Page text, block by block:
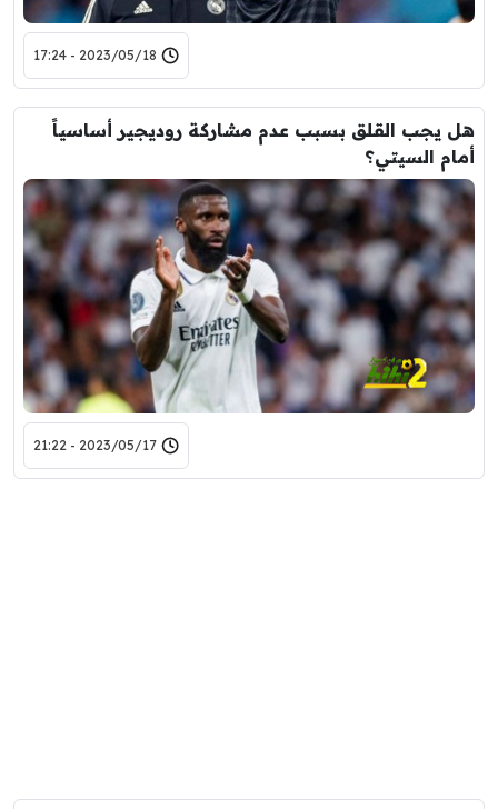
2023/05/18 - 17:24
هل يجب القلق بسبب عدم مشاركة روديجير أساسياً
أمام السيتي؟
2023/05/17 - 21:22